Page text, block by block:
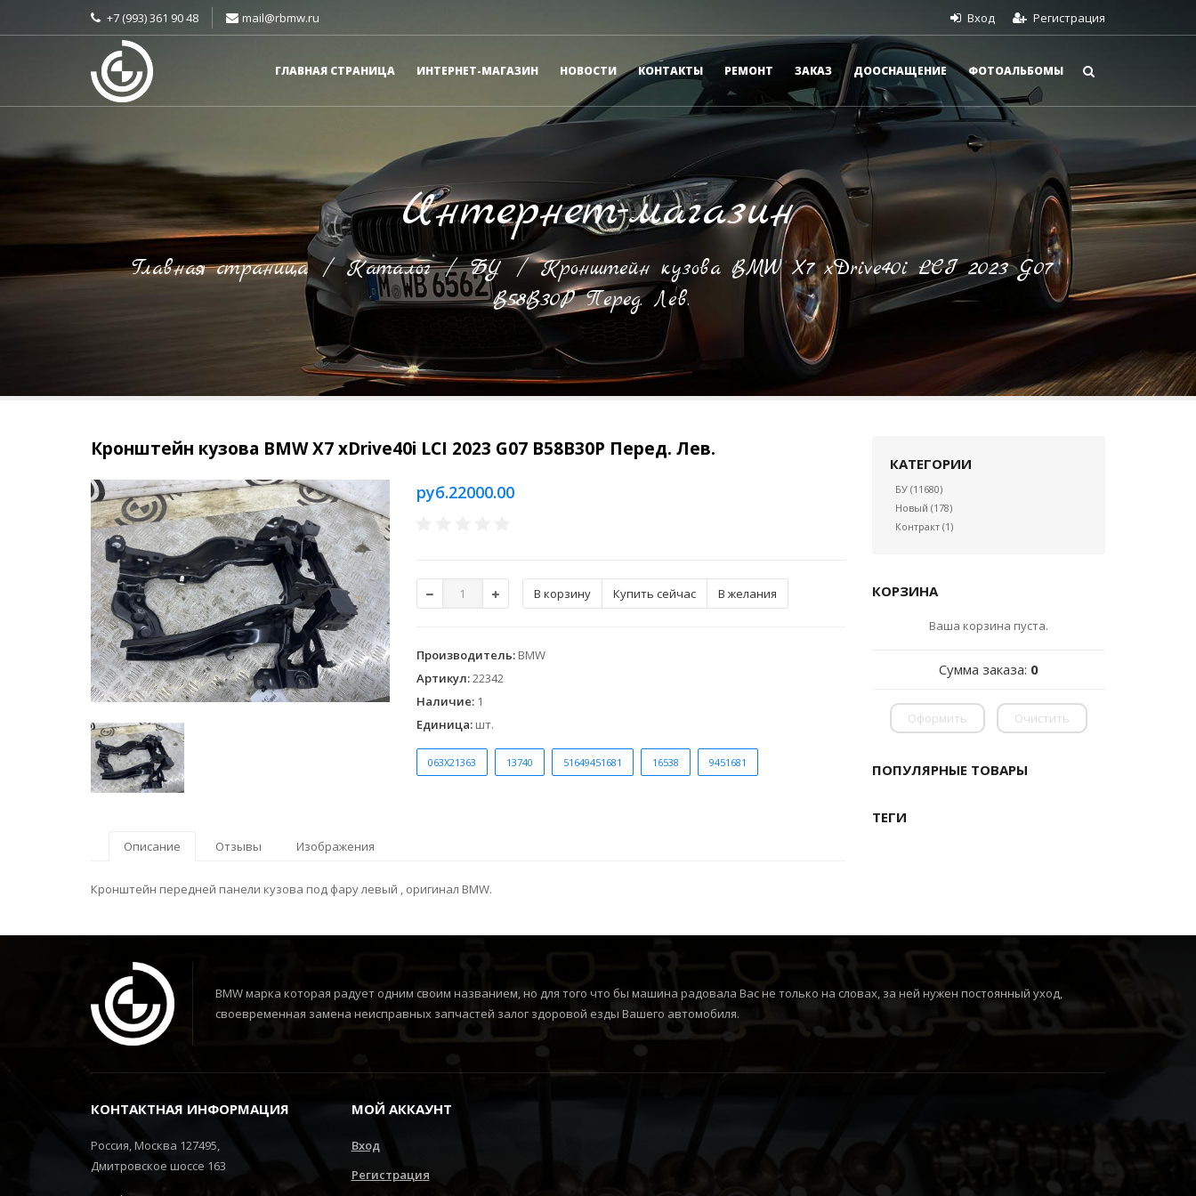
+7 (993) 361 90 48 mail@rbmw.ru Вход Регистрация
ГЛАВНАЯ СТРАНИЦА ИНТЕРНЕТ-МАГАЗИН НОВОСТИ КОНТАКТЫ РЕМОНТ ЗАКАЗ ДООСНАЩЕНИЕ ФОТОАЛЬБОМЫ
Интернет-магазин
Главная страница /Каталог /БУ /Кронштейн кузова BMW X7 xDrive40i LCI 2023 G07
B58B30P Перед. Лев.
Кронштейн кузова BMW X7 xDrive40i LCI 2023 G07 B58B30P Перед. Лев.
руб.22000.00
Купить сейчас В желания
Производитель: BMW
Артикул:22342
Наличие: 1
Единица: шт.
063X21363 13740 51649451681 16538 9451681
Описание Отзывы Изображения
Кронштейн передней панели кузова под фару левый , оригинал BMW.
КАТЕГОРИИ
БУ (11680)
Новый (178)
Контракт (1)
КОРЗИНА
Ваша корзина пуста.
Сумма заказа: 0
Оформить Очистить
ПОПУЛЯРНЫЕ ТОВАРЫ
ТЕГИ
BMW марка которая радует одним своим названием, но для того что бы машина радовала Вас не только на словах, за ней нужен постоянный уход,
своевременная замена неисправных запчастей залог здоровой езды Вашего автомобиля.
КОНТАКТНАЯ ИНФОРМАЦИЯ
Россия, Москва 127495,
Дмитровское шоссе 163
МОЙ АККАУНТ
Вход
Регистрация